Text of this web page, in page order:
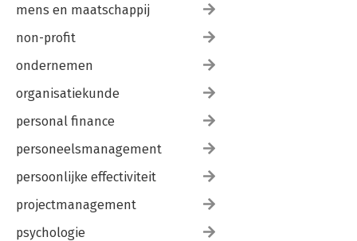
mens en maatschappij
non-profit
ondernemen
organisatiekunde
personal finance
personeelsmanagement
persoonlijke effectiviteit
projectmanagement
psychologie